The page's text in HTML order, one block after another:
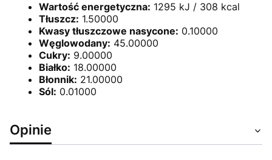
Wartość energetyczna: 1295 kJ / 308 kcal
Tłuszcz: 1.50000
Kwasy tłuszczowe nasycone: 0.10000
Węglowodany: 45.00000
Cukry: 9.00000
Białko: 18.00000
Błonnik: 21.00000
Sól: 0.01000
Opinie